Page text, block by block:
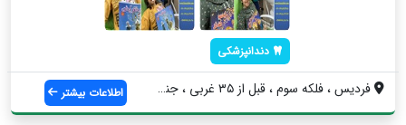
دندانپزشکی
فردیس ، فلکه سوم ، قبل از ۳۵ غربی ، جنب ... اطلاعات بیشتر